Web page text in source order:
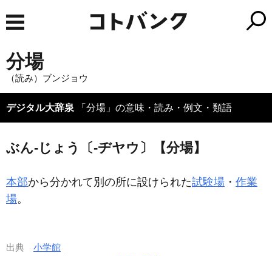
分場
（読み）ブンジョウ
デジタル大辞泉 「分場」の意味・読み・例文・類語
ぶん‐じょう〔‐ヂヤウ〕【分場】
本部から分かれて別の所に設けられた試験場 ・ 作業
場。
出典 小学館